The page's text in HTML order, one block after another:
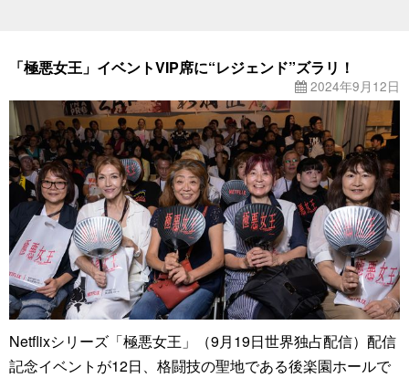
「極悪女王」イベントVIP席に“レジェンド”ズラリ！
2024年9月12日
Netflixシリーズ「極悪女王」（9月19日世界独占配信）配信
記念イベントが12日、格闘技の聖地である後楽園ホールで